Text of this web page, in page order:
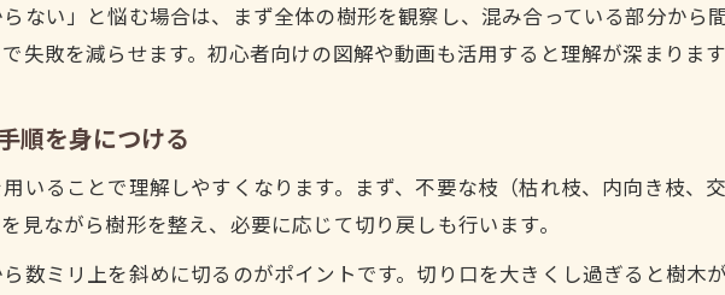
剪定コツを活かすための工夫とアイデア
庭木剪定で活用したい具体的なコツ集
らない」と悩む場合は、まず全体の樹形を観察し、混み合っている部分か
失敗を減らせます。初心者向けの図解や動画も活用すると理解が深まりま
順を身につける
いることで理解しやすくなります。まず、不要な枝（枯れ枝、内向き枝、
見ながら樹形を整え、必要に応じて切り戻しも行います。
数ミリ上を斜めに切るのがポイントです。切り口を大きくし過ぎると樹木